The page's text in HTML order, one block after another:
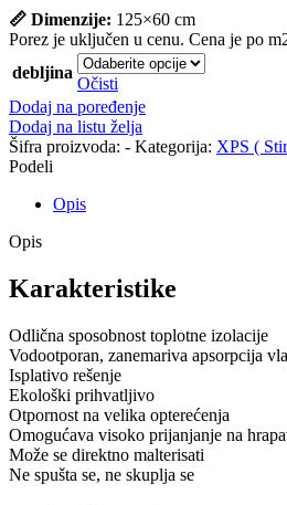
📏 Dimenzije: 125×60 cm
Porez je uključen u cenu. Cena je po
debljina
Očisti
Dodaj na poređenje
Dodaj na listu želja
Šifra proizvoda: - Kategorija: XPS (
Podeli
Opis
Opis
Karakteristike
Odlična sposobnost toplotne izolacije
Vodootporan, zanemariva apsorpcija
Isplativo rešenje
Ekološki prihvatljivo
Otpornost na velika opterećenja
Omogućava visoko prijanjanje na
Može se direktno malterisati
Ne spušta se, ne skuplja se